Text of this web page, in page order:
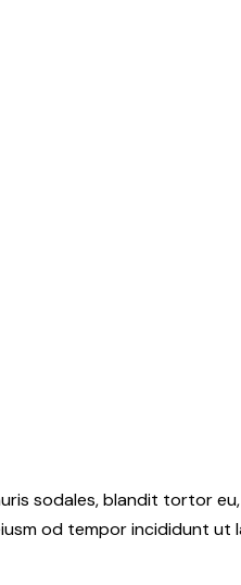
sodales, blandit tortor
od tempor incididunt